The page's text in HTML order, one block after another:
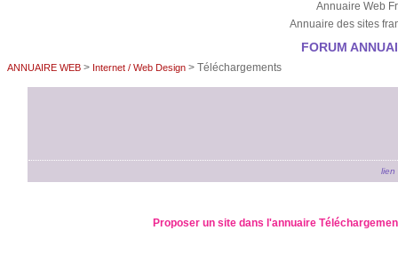
Annuaire Web
Annuaire des sites
FORUM
ANNUAIRE WEB > Internet / Web Design > Téléchargements
lien
Proposer un site dans l'annuaire